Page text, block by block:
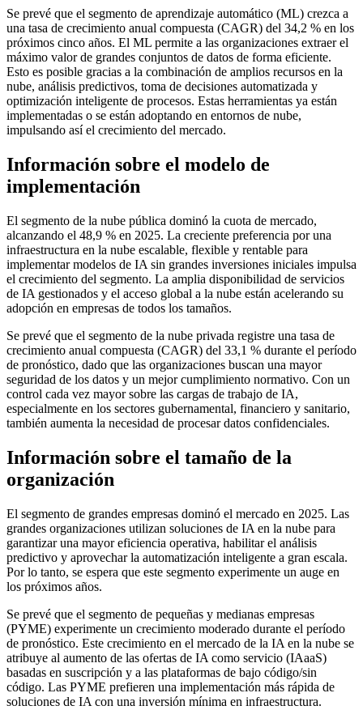
Se prevé que el segmento de aprendizaje automático (ML) crezca a
una tasa de crecimiento anual compuesta (CAGR) del 34,2 % en los
próximos cinco años. El ML permite a las organizaciones extraer el
máximo valor de grandes conjuntos de datos de forma eficiente.
Esto es posible gracias a la combinación de amplios recursos en la
nube, análisis predictivos, toma de decisiones automatizada y
optimización inteligente de procesos. Estas herramientas ya están
implementadas o se están adoptando en entornos de nube,
impulsando así el crecimiento del mercado.
Información sobre el modelo de
implementación
El segmento de la nube pública dominó la cuota de mercado,
alcanzando el 48,9 % en 2025. La creciente preferencia por una
infraestructura en la nube escalable, flexible y rentable para
implementar modelos de IA sin grandes inversiones iniciales impulsa
el crecimiento del segmento. La amplia disponibilidad de servicios
de IA gestionados y el acceso global a la nube están acelerando su
adopción en empresas de todos los tamaños.
Se prevé que el segmento de la nube privada registre una tasa de
crecimiento anual compuesta (CAGR) del 33,1 % durante el período
de pronóstico, dado que las organizaciones buscan una mayor
seguridad de los datos y un mejor cumplimiento normativo. Con un
control cada vez mayor sobre las cargas de trabajo de IA,
especialmente en los sectores gubernamental, financiero y sanitario,
también aumenta la necesidad de procesar datos confidenciales.
Información sobre el tamaño de la
organización
El segmento de grandes empresas dominó el mercado en 2025. Las
grandes organizaciones utilizan soluciones de IA en la nube para
garantizar una mayor eficiencia operativa, habilitar el análisis
predictivo y aprovechar la automatización inteligente a gran escala.
Por lo tanto, se espera que este segmento experimente un auge en
los próximos años.
Se prevé que el segmento de pequeñas y medianas empresas
(PYME) experimente un crecimiento moderado durante el período
de pronóstico. Este crecimiento en el mercado de la IA en la nube se
atribuye al aumento de las ofertas de IA como servicio (IAaaS)
basadas en suscripción y a las plataformas de bajo código/sin
código. Las PYME prefieren una implementación más rápida de
soluciones de IA con una inversión mínima en infraestructura.